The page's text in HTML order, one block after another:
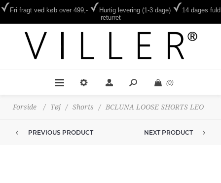
Fri fragt ved køb over 499,- Hurtig levering (1-3 dage)
14 dages fuld
returret
(0)
Forside / Tøj / Shorts / BCLUNA LOOSE SHORTS LEO
PREVIOUS PRODUCT NEXT PRODUCT